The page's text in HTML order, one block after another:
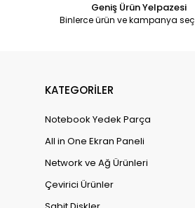
Geniş Ürün Yelpazesi
Binlerce ürün ve kampanya
KATEGORİLER
Notebook Yedek Parça
All in One Ekran Paneli
Network ve Ağ Ürünleri
Çevirici Ürünler